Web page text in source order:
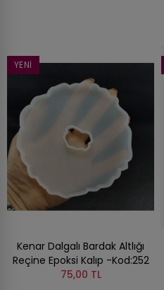
YENI
Kenar Dalgalı Bardak Altlığı
Reçine Epoksi Kalıp -Kod:252
75,00 TL